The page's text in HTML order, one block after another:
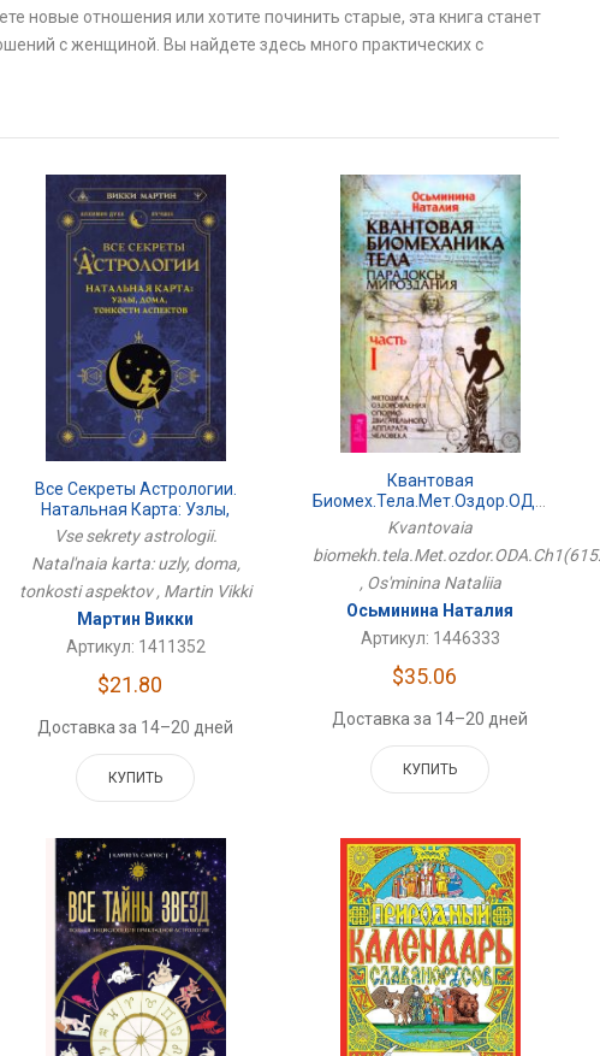
новые отношения или хотите починить старые, эта книга станет
с женщиной. Вы найдете здесь много практических с
Все Секреты Астрологии.
Натальная Карта: Узлы,
Дома, Тонкости Аспектов
Vse sekrety astrologii.
Natal'naia karta: uzly, doma,
tonkosti aspektov , Martin Vikki
Мартин Викки
Артикул: 1411352
$21.80
Доставка за 14–20 дней
КУПИТЬ
Квантовая
Kvantovaia
, Os'minina Nataliia
Осьминина Наталия
Артикул: 1446333
$35.06
Доставка за 14–20 дней
КУПИТЬ